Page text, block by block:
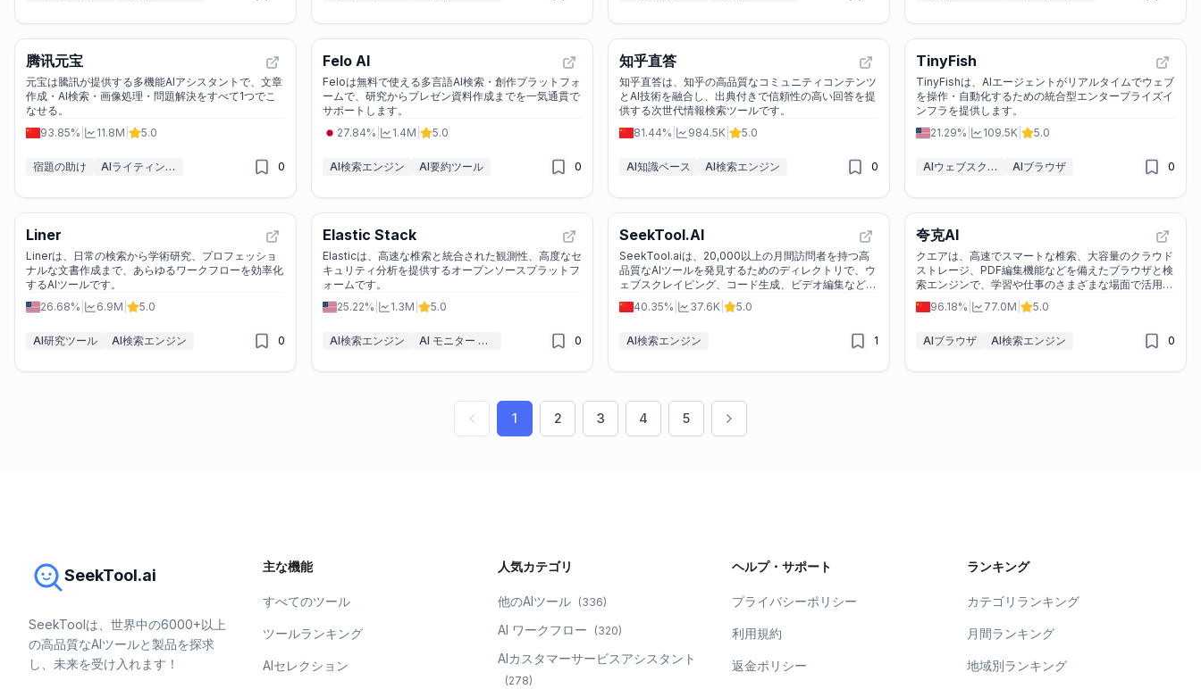
腾讯元宝
元宝は騰訊が提供する多機能AIアシスタントで、文章
作成・AI検索・画像処理・問題解決をすべて1つでこ
なせる。
93.85%
11.8M 5.0
宿題の助け AIライティングアシスタント 0
Felo AI
Feloは無料で使える多言語AI検索・創作プラットフォ
ームで、研究からプレゼン資料作成までを一気通貫で
サポートします。
27.84%
1.4M 5.0
AI検索エンジン AI要約ツール 0
知乎直答
知乎直答は、知乎の高品質なコミュニティコンテンツ
とAI技術を融合し、出典付きで信頼性の高い回答を提
供する次世代情報検索ツールです。
81.44%
984.5K 5.0
AI知識ベース AI検索エンジン 0
TinyFish
TinyFishは、AIエージェントがリアルタイムでウェブ
を操作・自動化するための統合型エンタープライズイ
ンフラを提供します。
21.29%
109.5K 5.0
AIウェブスクレイパー AIブラウザ 0
Liner
Linerは、日常の検索から学術研究、プロフェッショ
ナルな文書作成まで、あらゆるワークフローを効率化
するAIツールです。
26.68%
6.9M 5.0
AI研究ツール AI検索エンジン 0
Elastic Stack
Elasticは、高速な椎索と統合された観測性、高度なセ
キュリティ分析を提供するオープンソースプラットフ
ォームです。
25.22%
1.3M 5.0
AI検索エンジン AI モニター & レポートビルダー 0
SeekTool.AI
SeekTool.aiは、20,000以上の月間訪問者を持つ高
品質なAIツールを発見するためのディレクトリで、ウ
ェブスクレイピング、コード生成、ビデオ編集など、
多様な用途に役立つAIツールを提供しています。
40.35% 37.6K 5.0
AI検索エンジン 1
夸克AI
クエアは、高速でスマートな椎索、大容量のクラウド
ストレージ、PDF編集機能などを備えたブラウザと検
索エンジンで、学習や仕事のさまざまな場面で活用で
きます。
96.18% 77.0M 5.0
AIブラウザ AI検索エンジン 0
1 2 3 4 5
SeekTool.ai
SeekToolは、世界中の6000+以上
の高品質なAIツールと製品を探求
し、未来を受け入れます！
主な機能
すべてのツール
ツールランキング
AIセレクション
人気カテゴリ
他のAIツール (336)
AI ワークフロー (320)
AIカスタマーサービスアシスタント
(278)
ヘルプ・サポート
プライバシーポリシー
利用規約
返金ポリシー
ランキング
カテゴリランキング
月間ランキング
地域別ランキング